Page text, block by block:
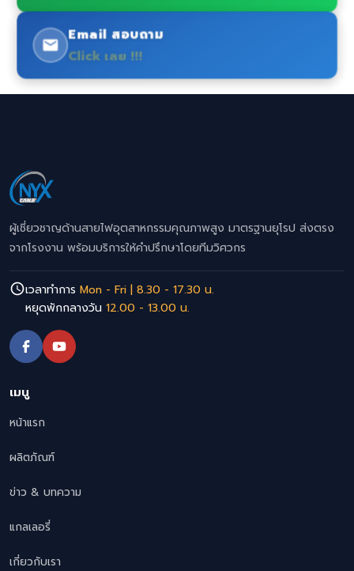
Email สอบถาม
Click เลย !!!
ผู้เชี่ยวชาญด้านสายไฟอุตสาหกรรมคุณภาพสูง มาตรฐานยุโรป ส่งตรง
จากโรงงาน พร้อมบริการให้คำปรึกษาโดยทีมวิศวกร
เวลาทำการ Mon - Fri | 8.30 - 17.30 น.
หยุดพักกลางวัน 12.00 - 13.00 น.
เมนู
หน้าแรก
ผลิตภัณฑ์
ข่าว & บทความ
แกลเลอรี่
เกี่ยวกับเรา